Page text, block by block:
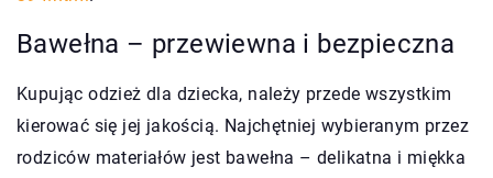
Bawełna – przewiewna i bezpieczna
Kupując odzież dla dziecka, należy przede wszystkim
kierować się jej jakością. Najchętniej wybieranym przez
rodziców materiałów jest bawełna – delikatna i miękka